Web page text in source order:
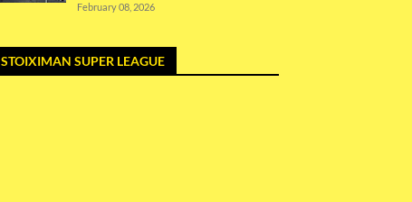
February 08, 2026
STOIXIMAN SUPER LEAGUE